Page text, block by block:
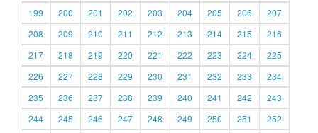
199
200 201 202 203 204 205 206
207
208
209 210 211 212 213 214 215
216
217
218 219 220 221 222 223 224
225
226
227 228 229 230 231 232 233
234
235
236 237 238 239 240 241 242
243
244
245 246 247 248 249 250 251
252